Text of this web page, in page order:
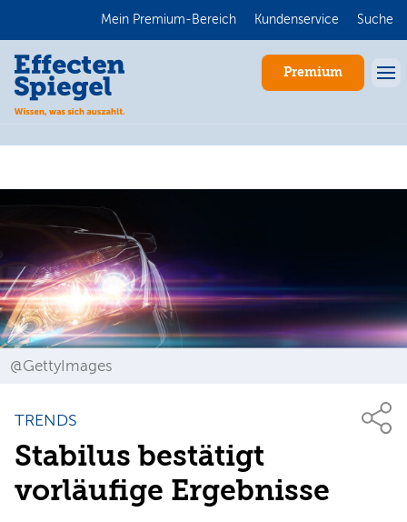
Mein Premium-Bereich Kundenservice Suche
Premium
@GettyImages
TRENDS
Stabilus bestätigt
vorläufige Ergebnisse
Anmelden